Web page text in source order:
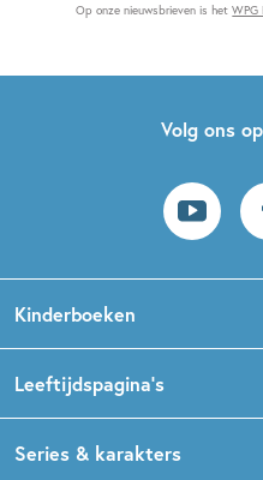
Op onze nieuwsbrieven is hetWPG
Volg ons
Kinderboeken
Prentenboeken
Leeftijdspagina’s
Series & karakters